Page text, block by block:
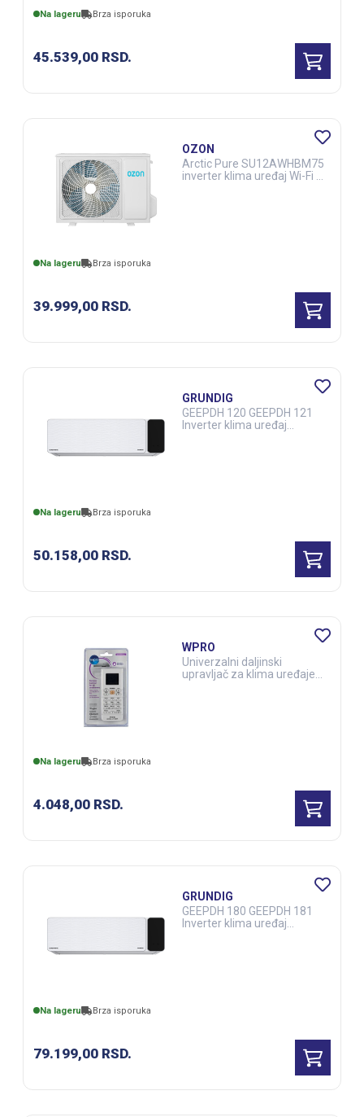
Na lageru Brza isporuka
45.539,00 RSD.
Na lageru Brza isporuka
39.999,00 RSD.
OZON
Arctic Pure SU12AWHBM75
inverter klima uređaj Wi-Fi +
Na lageru Brza isporuka
50.158,00 RSD.
GRUNDIG
GEEPDH 120 GEEPDH 121
Inverter klima uređaj
Na lageru Brza isporuka
4.048,00 RSD.
WPRO
Univerzalni daljinski
upravljač za klima uređaje
Na lageru Brza isporuka
79.199,00 RSD.
GRUNDIG
GEEPDH 180 GEEPDH 181
Inverter klima uređaj